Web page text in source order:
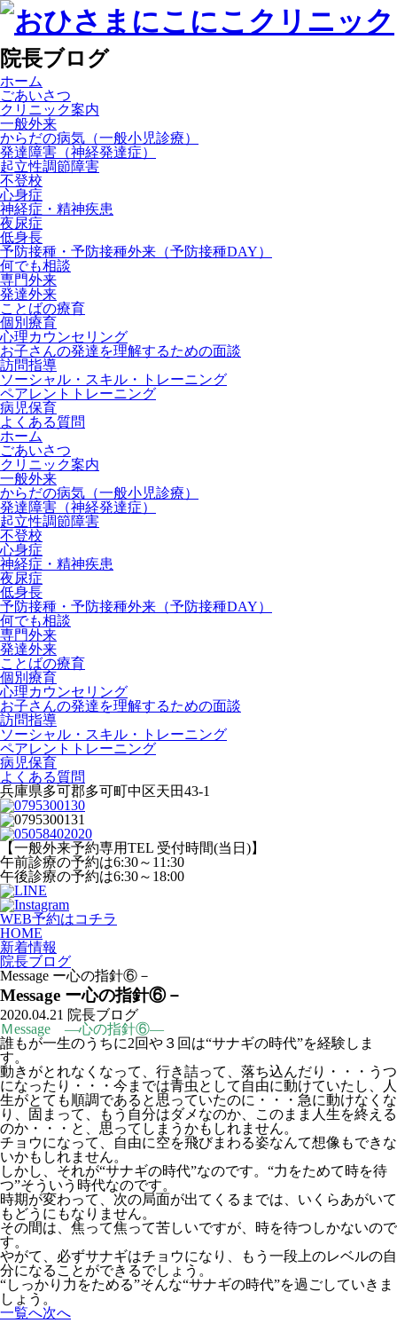
院長ブログ
ホーム
ごあいさつ
クリニック案内
一般外来
からだの病気（一般小児診療）
発達障害（神経発達症）
起立性調節障害
不登校
心身症
神経症・精神疾患
夜尿症
低身長
予防接種・予防接種外来（予防接種DAY）
何でも相談
専門外来
発達外来
ことばの療育
個別療育
心理カウンセリング
お子さんの発達を理解するための面談
訪問指導
ソーシャル・スキル・トレーニング
ペアレントトレーニング
病児保育
よくある質問
ホーム
ごあいさつ
クリニック案内
一般外来
からだの病気（一般小児診療）
発達障害（神経発達症）
起立性調節障害
不登校
心身症
神経症・精神疾患
夜尿症
低身長
予防接種・予防接種外来（予防接種DAY）
何でも相談
専門外来
発達外来
ことばの療育
個別療育
心理カウンセリング
お子さんの発達を理解するための面談
訪問指導
ソーシャル・スキル・トレーニング
ペアレントトレーニング
病児保育
よくある質問
兵庫県多可郡多可町中区天田43-1
【一般外来予約専用TEL 受付時間(当日)】
午前診療の予約は6:30～11:30
午後診療の予約は6:30～18:00
WEB予約はコチラ
HOME
新着情報
院長ブログ
Message ー心の指針⑥－
Message ー心の指針⑥－
2020.04.21 院長ブログ
Ｍessage ―心の指針⑥―
誰もが一生のうちに2回や３回は“サナギの時代”を経験しま
す。
動きがとれなくなって、行き詰って、落ち込んだり・・・うつ
になったり・・・今までは青虫として自由に動けていたし、人
生がとても順調であると思っていたのに・・・急に動けなくな
り、固まって、もう自分はダメなのか、このまま人生を終える
のか・・・と、思ってしまうかもしれません。
チョウになって、自由に空を飛びまわる姿なんて想像もできな
いかもしれません。
しかし、それが“サナギの時代”なのです。“力をためて時を待
つ”そういう時代なのです。
時期が変わって、次の局面が出てくるまでは、いくらあがいて
もどうにもなりません。
その間は、焦って焦って苦しいですが、時を待つしかないので
す。
やがて、必ずサナギはチョウになり、もう一段上のレベルの自
分になることができるでしょう。
“しっかり力をためる”そんな“サナギの時代”を過ごしていきま
しょう。
一覧へ次へ